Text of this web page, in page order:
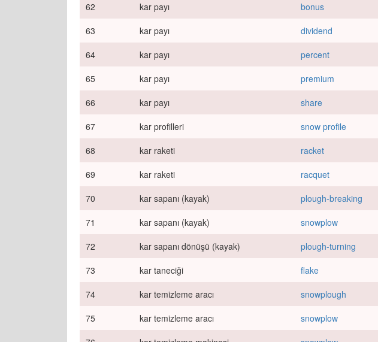
62
kar payı
bonus
63
kar payı
dividend
64
kar payı
percent
65
kar payı
premium
66
kar payı
share
67
kar profilleri
snow profile
68
kar raketi
racket
69
kar raketi
racquet
70
kar sapanı (kayak)
plough-breaking
71
kar sapanı (kayak)
snowplow
72
kar sapanı dönüşü (kayak)
plough-turning
73
kar taneciği
flake
74
kar temizleme aracı
snowplough
75
kar temizleme aracı
snowplow